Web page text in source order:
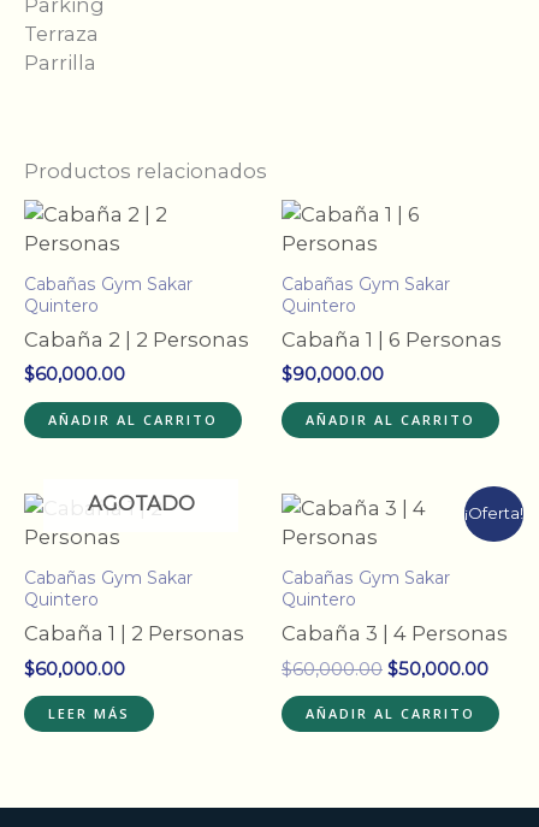
Parking
Terraza
Parrilla
Productos relacionados
Cabañas Gym Sakar
Quintero
Cabaña 2 | 2 Personas
$60,000.00
AÑADIR AL CARRITO
Cabañas Gym Sakar
Quintero
Cabaña 1 | 6 Personas
$90,000.00
AÑADIR AL CARRITO
AGOTADO
Cabañas Gym Sakar
Quintero
Cabaña 1 | 2 Personas
$60,000.00
LEER MÁS
¡Oferta!
Cabañas Gym Sakar
Quintero
Cabaña 3 | 4 Personas
$60,000.00 El
original
era:
$50,000.00El
es:
AÑADIR AL CARRITO